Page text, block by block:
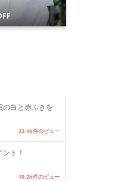
の白と赤ふきを
23.1k件のビュー
ト！
10.2k件のビュー